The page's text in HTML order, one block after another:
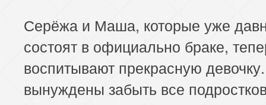
Серёжа и Маша, которые уже
состоят в официально браке,
воспитывают прекрасную
вынуждены забыть все